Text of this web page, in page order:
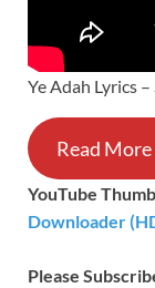
Ye Adah Lyrics
Read
YouTube
Downloader
Please